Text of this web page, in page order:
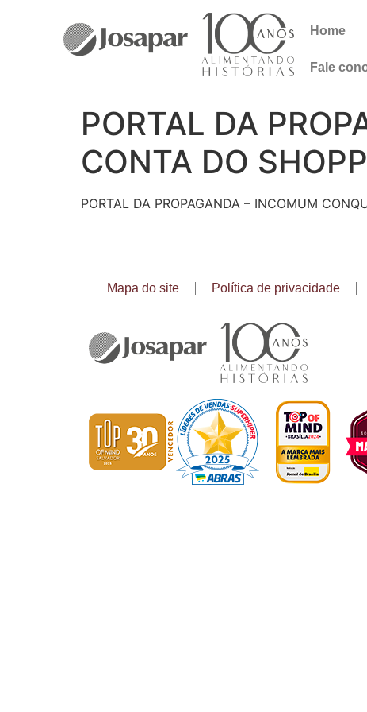
Home
Fale
PORTAL DA
CONTA DO
PORTAL DA PROPAGANDA – INCOMUM
Mapa do site Política de privacidade